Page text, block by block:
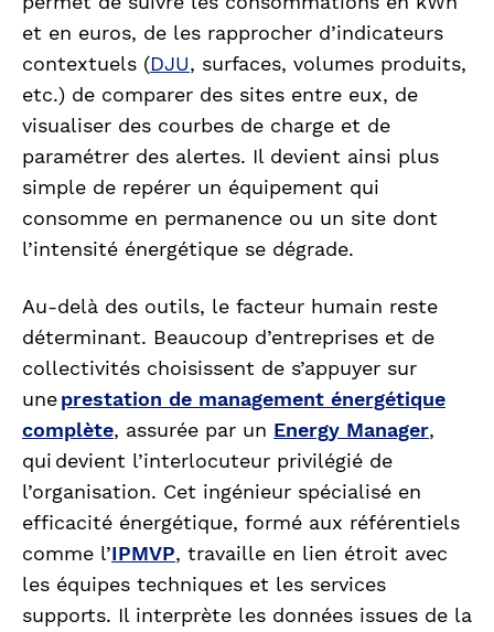
et en euros, de les rapprocher d’indicateurs
contextuels (DJU, surfaces, volumes produits,
etc.) de comparer des sites entre eux, de
visualiser des courbes de charge et de
paramétrer des alertes. Il devient ainsi plus
simple de repérer un équipement qui
consomme en permanence ou un site dont
l’intensité énergétique se dégrade.
Au-delà des outils, le facteur humain reste
déterminant. Beaucoup d’entreprises et de
collectivités choisissent de s’appuyer sur
uneprestation de management énergétique
complète, assurée par un Energy Manager,
qui devient l’interlocuteur privilégié de
l’organisation. Cet ingénieur spécialisé en
efficacité énergétique, formé aux référentiels
comme l’IPMVP, travaille en lien étroit avec
les équipes techniques et les services
supports. Il interprète les données issues de la